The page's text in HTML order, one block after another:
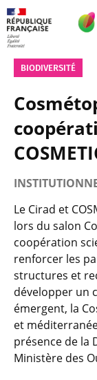
BIODIVERSITÉ
Le Cirad et
lors du salon
coopération
renforcer les
structures et
développer un
émergent, la
et
présence de la
Ministère des